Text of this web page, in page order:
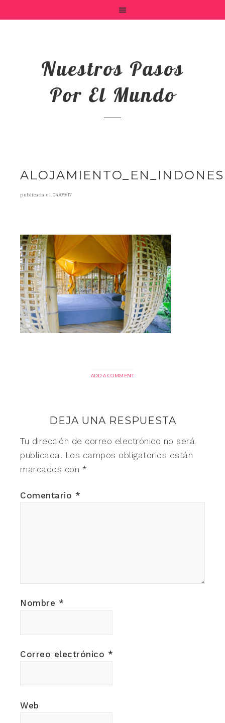
Nuestros Pasos
Por El Mundo
publicada el 04/09/17
ADD A COMMENT
DEJA UNA RESPUESTA
Tu dirección de correo electrónico no será
publicada. Los campos obligatorios están
marcados con *
Comentario *
Nombre *
Correo electrónico *
Web